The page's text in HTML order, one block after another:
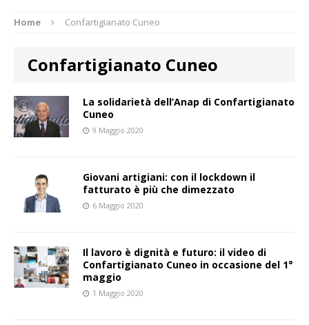
Home Confartigianato Cuneo
Confartigianato Cuneo
La solidarietà dell’Anap di Confartigianato
Cuneo
9 Maggio 2020
Giovani artigiani: con il lockdown il
fatturato è più che dimezzato
6 Maggio 2020
Il lavoro è dignità e futuro: il video di
Confartigianato Cuneo in occasione del 1°
maggio
1 Maggio 2020